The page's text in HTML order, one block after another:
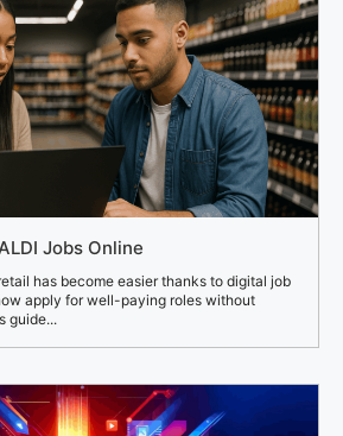
Jobs Online
has become easier thanks to digital job
apply for well-paying roles without
guide...